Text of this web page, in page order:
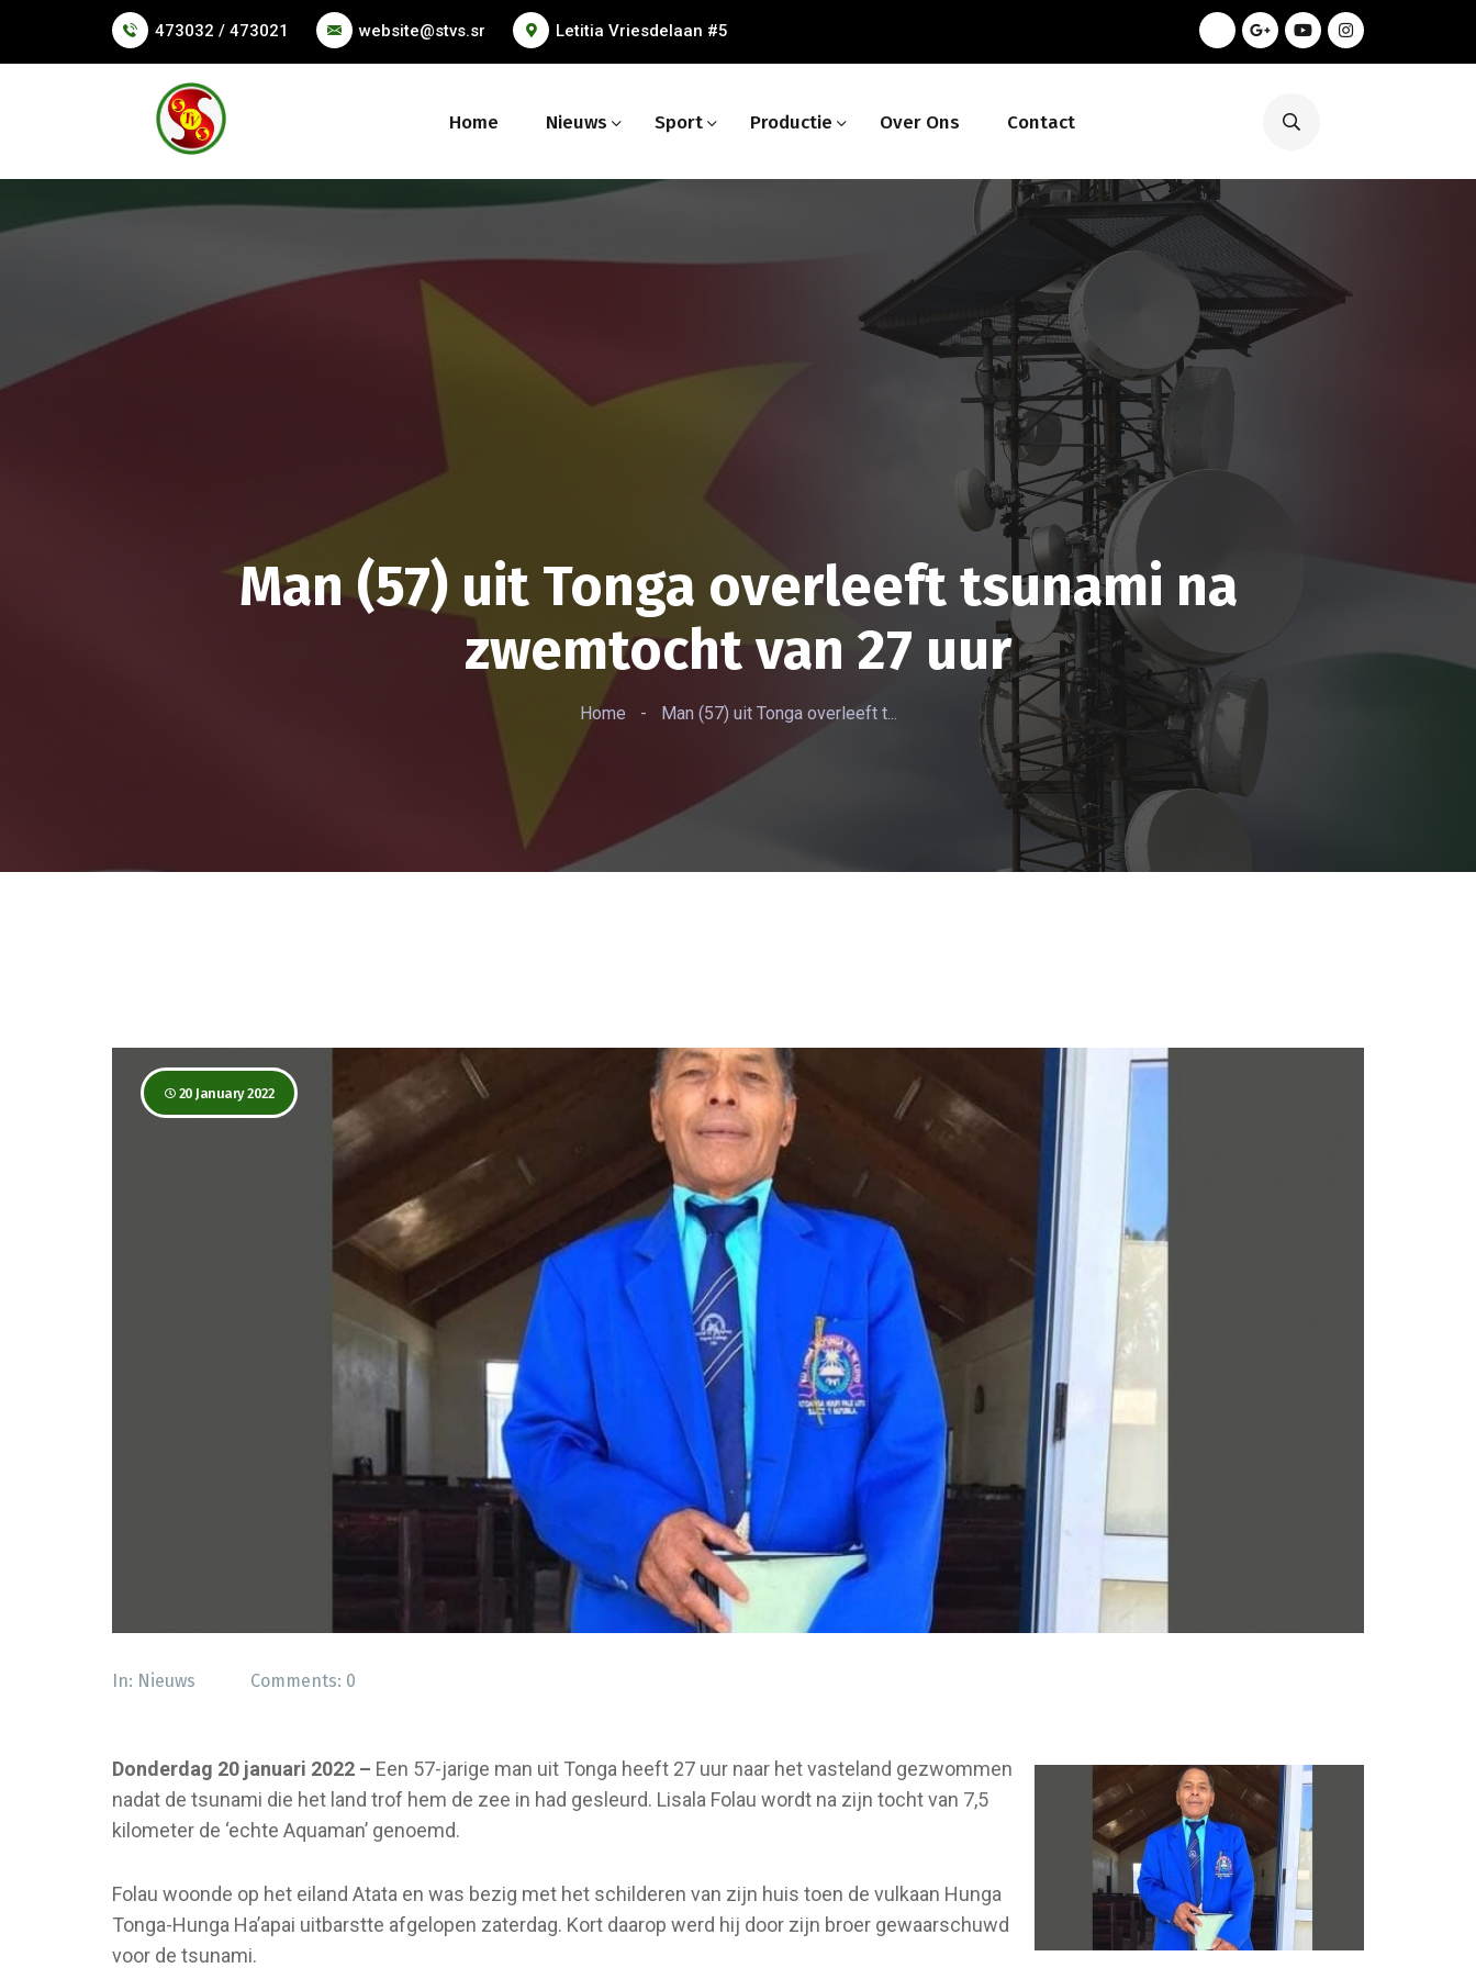
473032 / 473021 website@stvs.sr Letitia Vriesdelaan #5
Home Nieuws Sport Productie Over Ons Contact
Man (57) uit Tonga overleeft tsunami na
zwemtocht van 27 uur
Home - Man (57) uit Tonga overleeft t...
20 January 2022
In: Nieuws Comments: 0
Donderdag 20 januari 2022 – Een 57-jarige man uit Tonga heeft 27 uur naar het vasteland gezwommen
nadat de tsunami die het land trof hem de zee in had gesleurd. Lisala Folau wordt na zijn tocht van 7,5
kilometer de ‘echte Aquaman’ genoemd.
Folau woonde op het eiland Atata en was bezig met het schilderen van zijn huis toen de vulkaan Hunga
Tonga-Hunga Ha’apai uitbarstte afgelopen zaterdag. Kort daarop werd hij door zijn broer gewaarschuwd
voor de tsunami.